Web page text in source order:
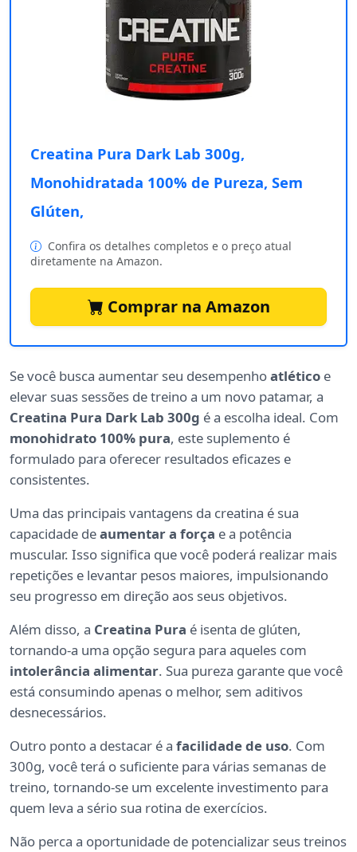
Creatina Pura Dark Lab 300g,
Monohidratada 100% de Pureza, Sem
Glúten,
Confira os detalhes completos e o preço atual
diretamente na Amazon.
Comprar na Amazon
Se você busca aumentar seu desempenhoatlético e
elevar suas sessões de treino a um novo patamar, a
Creatina Pura Dark Lab 300g é a escolha ideal. Com
monohidrato 100% pura, este suplemento é
formulado para oferecer resultados eficazes e
consistentes.
Uma das principais vantagens da creatina é sua
capacidade deaumentar a força e a potência
muscular. Isso significa que você poderá realizar mais
repetições e levantar pesos maiores, impulsionando
seu progresso em direção aos seus objetivos.
Além disso, a Creatina Pura é isenta de glúten,
tornando-a uma opção segura para aqueles com
intolerância alimentar. Sua pureza garante que você
está consumindo apenas o melhor, sem aditivos
desnecessários.
Outro ponto a destacar é a facilidade de uso. Com
300g, você terá o suficiente para várias semanas de
treino, tornando-se um excelente investimento para
quem leva a sério sua rotina de exercícios.
Não perca a oportunidade de potencializar seus treinos